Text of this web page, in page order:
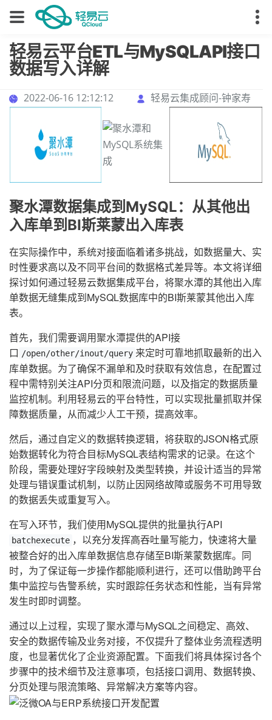
轻易云平台ETL与MySQLAPI接口
数据写入详解
2022-06-16 12:12:12 轻易云集成顾问-钟家寿
聚水潭数据集成到MySQL：从其他出
入库单到BI斯莱蒙出入库表
在实际操作中，系统对接面临着诸多挑战，如数据量大、实
时性要求高以及不同平台间的数据格式差异等。本文将详细
探讨如何通过轻易云数据集成平台，将聚水潭的其他出入库
单数据无缝集成到MySQL数据库中的BI斯莱蒙其他出入库
表。
首先，我们需要调用聚水潭提供的API接
口 /open/other/inout/query 来定时可靠地抓取最新的出入
库单数据。为了确保不漏单和及时获取有效信息，在配置过
程中需特别关注API分页和限流问题，以及指定的数据质量
监控机制。利用轻易云的平台特性，可以实现批量抓取并保
障数据质量，从而减少人工干预，提高效率。
然后，通过自定义的数据转换逻辑，将获取的JSON格式原
始数据转化为符合目标MySQL表结构需求的记录。在这个
阶段，需要处理好字段映射及类型转换，并设计适当的异常
处理与错误重试机制，以防止因网络故障或服务不可用导致
的数据丢失或重复写入。
在写入环节，我们使用MySQL提供的批量执行API
batchexecute ，以充分发挥高吞吐量写能力，快速将大量
被整合好的出入库单数据信息存储至BI斯莱蒙数据库。同
时，为了保证每一步操作都能顺利进行，还可以借助跨平台
集中监控与告警系统，实时跟踪任务状态和性能，当有异常
发生时即时调整。
通过以上过程，实现了聚水潭与MySQL之间稳定、高效、
安全的数据传输及业务对接，不仅提升了整体业务流程透明
度，也显著优化了企业资源配置。下面我们将具体探讨各个
步骤中的技术细节及注意事项，包括接口调用、数据转换、
分页处理与限流策略、异常解决方案等内容。